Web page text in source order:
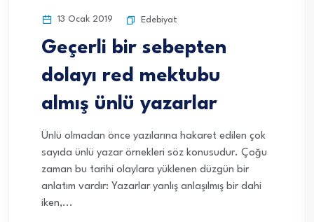
13 Ocak 2019 Edebiyat
Geçerli bir sebepten
dolayı red mektubu
almış ünlü yazarlar
Ünlü olmadan önce yazılarına hakaret edilen çok
sayıda ünlü yazar örnekleri söz konusudur. Çoğu
zaman bu tarihi olaylara yüklenen düzgün bir
anlatım vardır: Yazarlar yanlış anlaşılmış bir dahi
iken,...